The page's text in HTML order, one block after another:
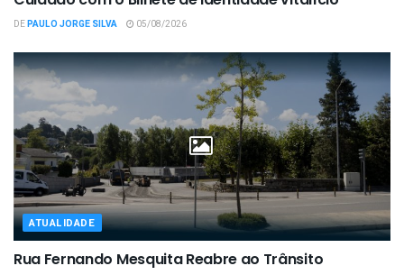
DEPAULO JORGE SILVA 05/08/2026
ATUALIDADE
Rua Fernando Mesquita Reabre ao Trânsito